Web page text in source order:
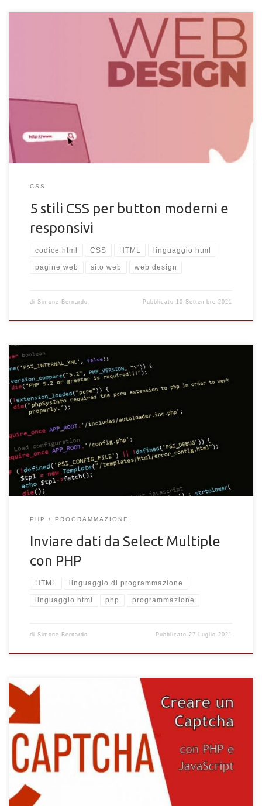
Migliori 5 stili CSS per pulsanti HTML. Trova ispirazione con i
CSS
5 stili CSS per button moderni e
responsivi
codice html CSS HTML linguaggio html
pagine web sito web web design
di Simone Bernardo Pubblicato 10 Settembre 2021
Come inviare e gestire dati di Select multiple con PHP. Inviare
dati di un elemento "select" multiple al server con PHP e un
form HTML
PHP PROGRAMMAZIONE
Inviare dati da Select Multiple
con PHP
HTML linguaggio di programmazione
linguaggio html php programmazione
di Simone Bernardo Pubblicato27 Luglio 2021
Come creare un Captcha per il tuo sito. Come creare e integrare
un Captcha nel sito con PHP, HTML e JavaScript